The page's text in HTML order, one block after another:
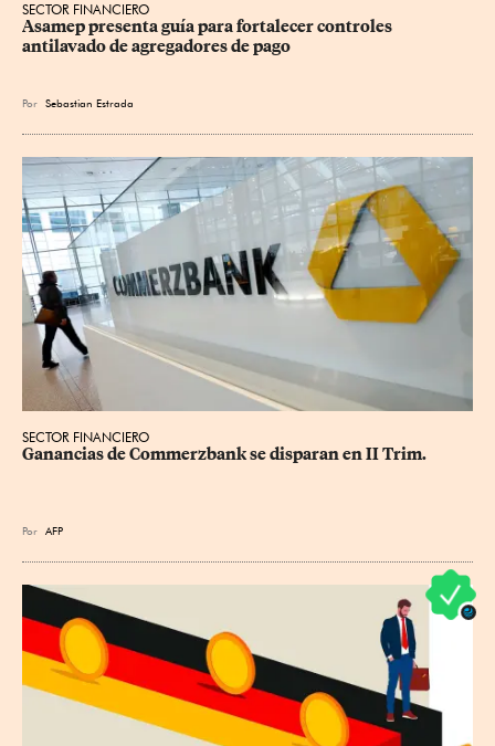
SECTOR FINANCIERO
Asamep presenta guía para fortalecer controles
antilavado de agregadores de pago
Por Sebastian Estrada
SECTOR FINANCIERO
Ganancias de Commerzbank se disparan en II Trim.
Por AFP